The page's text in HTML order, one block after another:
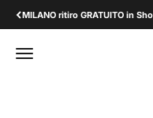
MILANO ritiro GRATUITO in
Apri il menu di navigazione